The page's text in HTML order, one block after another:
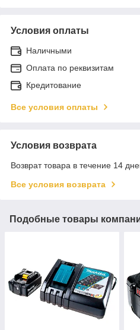
Условия оплаты
Наличными
Оплата по реквизитам
Кредитование
Все условия оплаты
Условия возврата
Возврат товара в течение 14
Все условия возврата
Подобные товары